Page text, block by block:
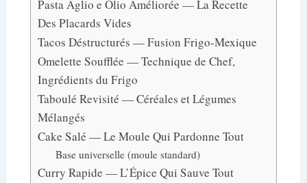
Pasta Aglio e Olio Améliorée — La Recette
Des Placards Vides
Tacos Déstructurés — Fusion Frigo-Mexique
Omelette Soufflée — Technique de Chef,
Ingrédients du Frigo
Taboulé Revisité — Céréales et Légumes
Mélangés
Cake Salé — Le Moule Qui Pardonne Tout
Base universelle (moule standard)
Curry Rapide — L’Épice Qui Sauve Tout